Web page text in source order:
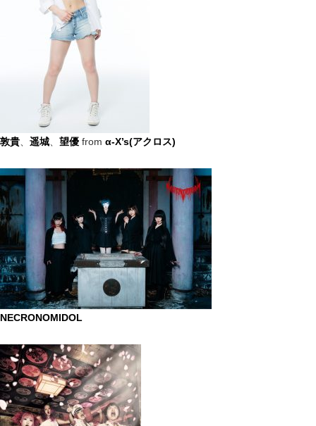
敦貴 遥城 望優 from α-X’s(アクロス)
NECRONOMIDOL